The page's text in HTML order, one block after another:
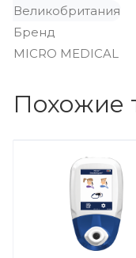
Великобритания
Бренд
MICRO MEDICAL
Похожие